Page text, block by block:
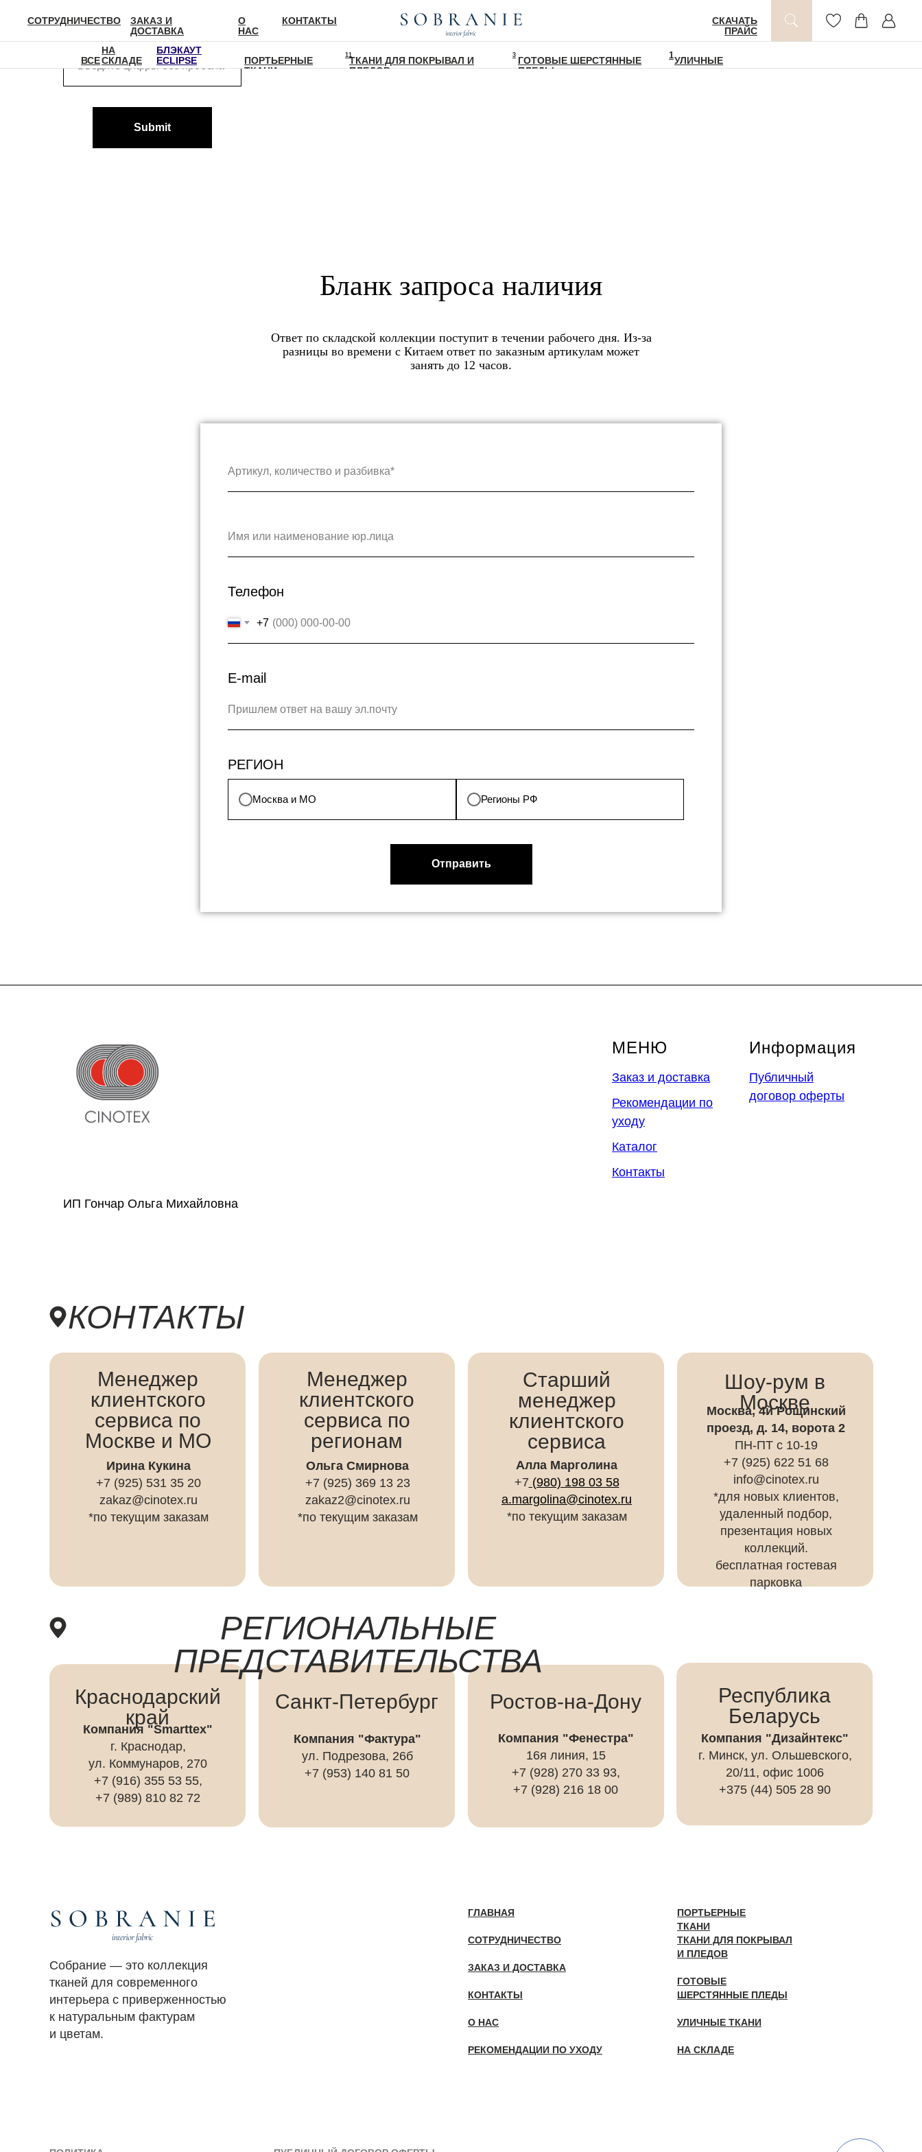
ГЛАВНАЯ
ЗАКАЗ И
ДОСТАВКА
РЕГИСТРАЦИЯ
КОНТАКТЫ
УЗНАТЬ
СДЕЛАТЬ
Быстрый поиск цены
Submit
СОТРУДНИЧЕСТВО
ЗАКАЗ И
ДОСТАВКА
О
НАС
КОНТАКТЫ
СКАЧАТЬ
ПРАЙС
ВСЕ
НА
СКЛАДЕ
БЛЭКАУТ
ECLIPSE
ПОРТЬЕРНЫЕ
ТКАНИ
11ТКАНИ ДЛЯ ПОКРЫВАЛ И
ПЛЕДОВ
3 ГОТОВЫЕ ШЕРСТЯННЫЕ
ПЛЕДЫ
1УЛИЧНЫЕ
Бланк запроса наличия
Ответ по складской коллекции поступит в течении рабочего дня. Из-за
разницы во времени с Китаем ответ по заказным артикулам может
занять до 12 часов.
Артикул, количество и разбивка*
Имя или наименование юр.лица
Телефон
+7
E-mail
Пришлем ответ на вашу эл.почту
РЕГИОН
Москва и МО Регионы РФ
Отправить
ИП Гончар Ольга Михайловна
МЕНЮ
Заказ и доставка
Рекомендации по
уходу
Каталог
Контакты
Информация
Публичный
договор оферты
Шоу-рум в
Москве
Москва, 4й Рощинский
проезд, д. 14, ворота 2
ПН-ПТ с 10-19
+7 (925) 622 51 68
info@cinotex.ru
*для новых клиентов,
удаленный подбор,
презентация новых
коллекций.
бесплатная гостевая
парковка
Менеджер
клиентского
сервиса по
регионам
Ольга Смирнова
+7 (925) 369 13 23
zakaz2@cinotex.ru
*по текущим заказам
Менеджер
клиентского
сервиса по
Москве и МО
Ирина Кукина
+7 (925) 531 35 20
zakaz@cinotex.ru
*по текущим заказам
Старший
менеджер
клиентского
сервиса
Алла Марголина
+7 (980) 198 03 58
a.margolina@cinotex.ru
*по текущим заказам
Краснодарский
край
Компания "Smarttex"
г. Краснодар,
ул. Коммунаров, 270
+7 (916) 355 53 55,
+7 (989) 810 82 72
Республика
Беларусь
Компания "Дизайнтекс"
г. Минск, ул. Ольшевского,
20/11, офис 1006
+375 (44) 505 28 90
Ростов-на-Дону
Компания "Фенестра"
16я линия, 15
+7 (928) 270 33 93,
+7 (928) 216 18 00
Санкт-Петербург
Компания "Фактура"
ул. Подрезова, 26б
+7 (953) 140 81 50
КОНТАКТЫ
РЕГИОНАЛЬНЫЕ
ПРЕДСТАВИТЕЛЬСТВА
Собрание — это коллекция
тканей для современного
интерьера с приверженностью
к натуральным фактурам
и цветам.
ГЛАВНАЯ
СОТРУДНИЧЕСТВО
ЗАКАЗ И ДОСТАВКА
КОНТАКТЫ
О НАС
ПОРТЬЕРНЫЕ
ТКАНИ
ТКАНИ ДЛЯ ПОКРЫВАЛ
И ПЛЕДОВ
ГОТОВЫЕ
ШЕРСТЯННЫЕ ПЛЕДЫ
УЛИЧНЫЕ ТКАНИ
НА СКЛАДЕ
РЕКОМЕНДАЦИИ ПО УХОДУ